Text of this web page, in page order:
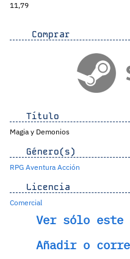
11,79
Comprar
Título
Magia y Demonios
Género(s)
RPG Aventura Acción
Licencia
Comercial
Ver sólo este
Añadir o